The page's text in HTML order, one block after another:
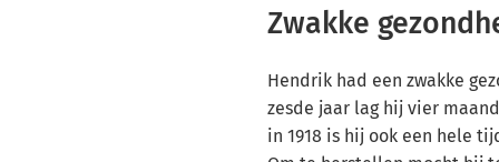
Zwakke
Hendrik had een zwakke
zesde jaar lag hij vier
in 1918 is hij ook een hele